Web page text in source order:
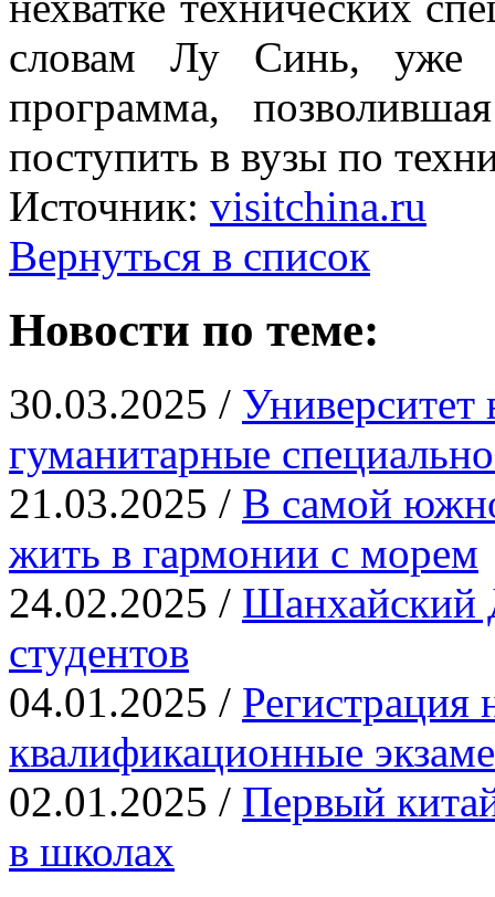
словам Лу Синь, уже
программа,
поступить в вузы по
Источник: visitchina.ru
Вернуться в список
Новости по теме:
30.03.2025 / Университет
гуманитарные
21.03.2025 / В самой
жить в гармонии с морем
24.02.2025 / Шанхайский
студентов
04.01.2025 /
квалификационные
02.01.2025 / Первый
в школах